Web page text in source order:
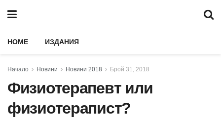
HOME ИЗДАНИЯ
Начало Новини Новини 2018 Брой 31, 2018
Физиотерапевт или
физиотерапист?